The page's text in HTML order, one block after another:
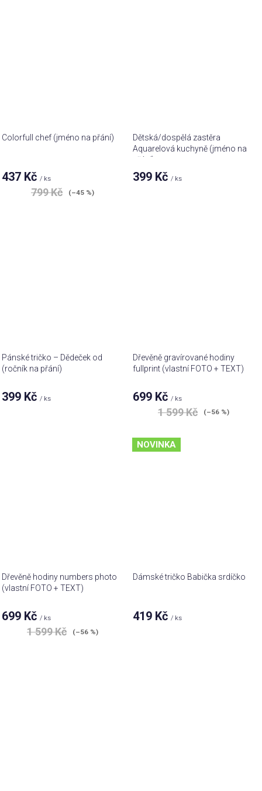
Colorfull chef (jméno na přání)
437 Kč/ ks
799 Kč (–45 %)
Dětská/dospělá zastěra
Aquarelová kuchyně (jméno na
přání)
399 Kč/ ks
Pánské tričko – Dědeček od
(ročník na přání)
399 Kč / ks
Dřevěně gravírované hodiny
fullprint (vlastní FOTO + TEXT)
699 Kč / ks
1 599 Kč (–56 %)
Dřevěně hodiny numbers photo
(vlastní FOTO + TEXT)
699 Kč/ ks
1 599 Kč (–56 %)
NOVINKA
Dámské tričko Babička srdíčko
419 Kč/ ks